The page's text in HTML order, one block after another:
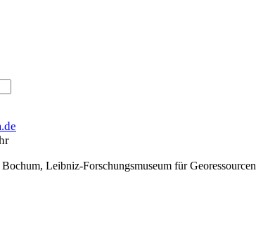
Leibniz-Forschungsmuseum für Georessourcen